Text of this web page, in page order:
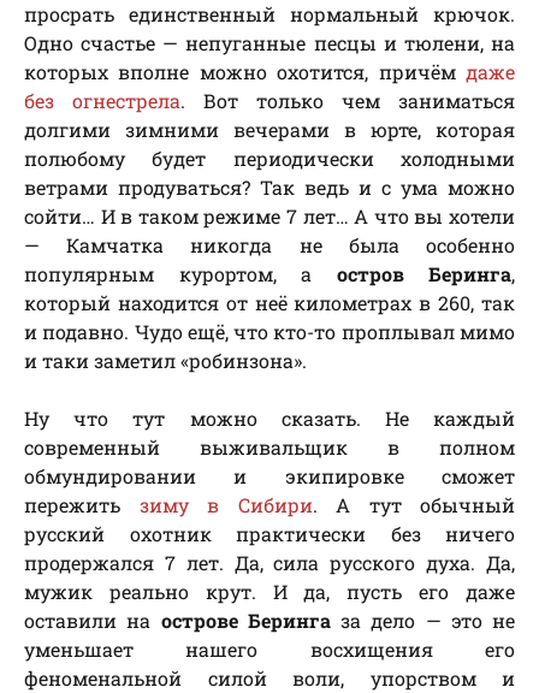
просрать единственный нормальный крючок.
Одно счастье — непуганные песцы и тюлени, на
которых вполне можно охотится, причём даже
без огнестрела. Вот только чем заниматься
долгими зимними вечерами в юрте, которая
полюбому будет периодически холодными
ветрами продуваться? Так ведь и с ума можно
сойти… И в таком режиме 7 лет… А что вы хотели
— Камчатка никогда не была особенно
популярным курортом, а остров Беринга,
который находится от неё километрах в 260, так
и подавно. Чудо ещё, что кто-то проплывал мимо
и таки заметил «робинзона».
Ну что тут можно сказать. Не каждый
современный выживальщик в полном
обмундировании и экипировке сможет
пережить зиму в Сибири. А тут обычный
русский охотник практически без ничего
продержался 7 лет. Да, сила русского духа. Да,
мужик реально крут. И да, пусть его даже
оставили на острове Берингаза дело — это не
уменьшает нашего восхищения его
феноменальной силой воли, упорством и